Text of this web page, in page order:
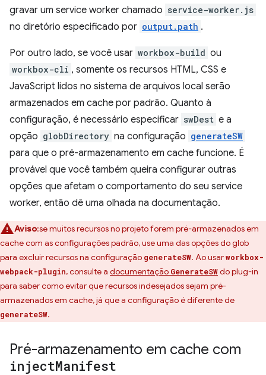
gravar um service worker chamado service-worker.js
no diretório especificado por output.path .
Por outro lado, se você usar workbox-build ou
workbox-cli , somente os recursos HTML, CSS e
JavaScript lidos no sistema de arquivos local serão
armazenados em cache por padrão. Quanto à
configuração, é necessário especificar swDest e a
opção globDirectory na configuração generateSW
para que o pré-armazenamento em cache funcione. É
provável que você também queira configurar outras
opções que afetam o comportamento do seu service
worker, então dê uma olhada na documentação.
Aviso:se muitos recursos no projeto forem pré-armazenados em
cache com as configurações padrão, use uma das opções do glob
para excluir recursos na configuração generateSW. Ao usarworkbox-
webpack-plugin, consulte a documentação GenerateSWdo plug-in
para saber como evitar que recursos indesejados sejam pré-
armazenados em cache, já que a configuração é diferente de
generateSW.
Pré-armazenamento em cache com
injectManifest